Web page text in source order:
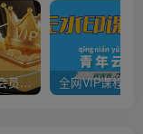
加入青年云网创会员，全站资源免费学习。加入高级合伙人，推广日入1000+